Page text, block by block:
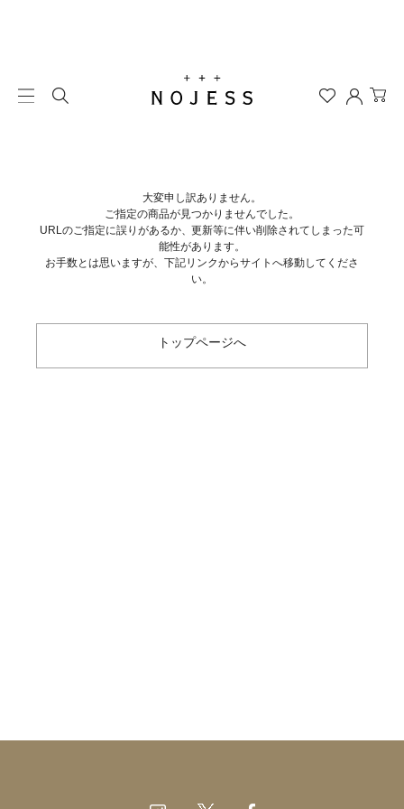
大変申し訳ありません。
ご指定の商品が見つかりませんでした。
URLのご指定に誤りがあるか、更新等に伴い削除されてしまった可
能性があります。
お手数とは思いますが、下記リンクからサイトへ移動してくださ
い。
トップページへ